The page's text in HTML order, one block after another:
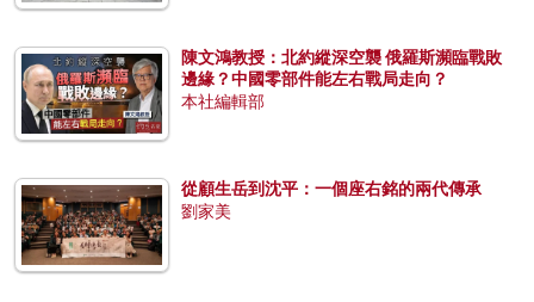
陳文鴻教授：北約縱深空襲 俄羅斯瀕臨戰敗
邊緣？中國零部件能左右戰局走向？
本社編輯部
從顧生岳到沈平：一個座右銘的兩代傳承
劉家美